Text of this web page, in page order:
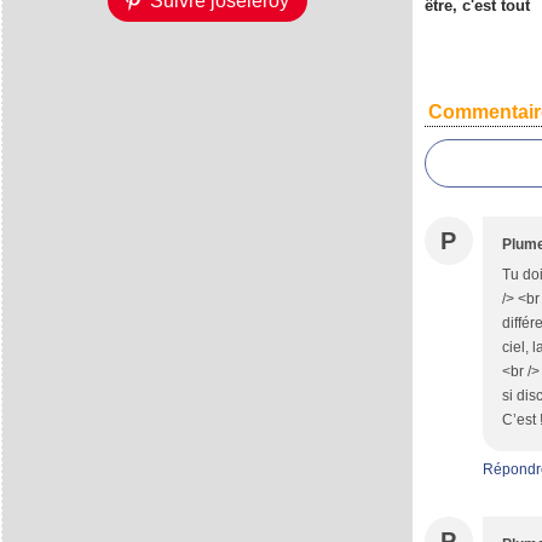
être, c'est tout
P
Tu
/>
ciel,
<br /
si
C’est !